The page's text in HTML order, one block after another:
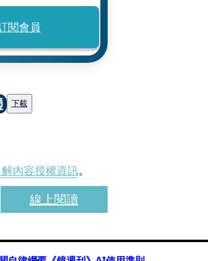
閱會員
下載
內容授權資訊。
線上閱讀